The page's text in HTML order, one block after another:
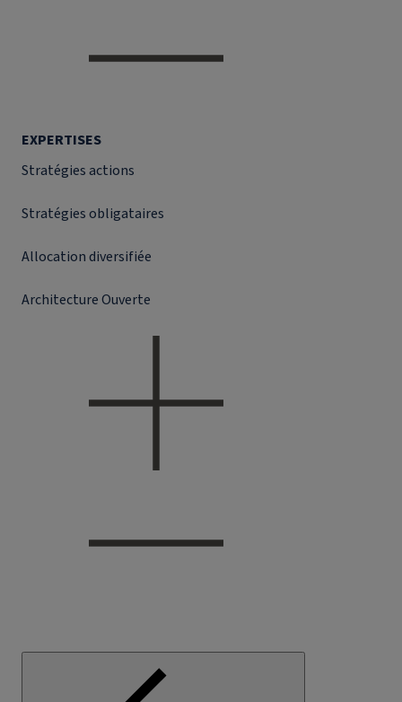
EXPERTISES
Stratégies actions
Stratégies obligataires
Allocation diversifiée
Architecture Ouverte